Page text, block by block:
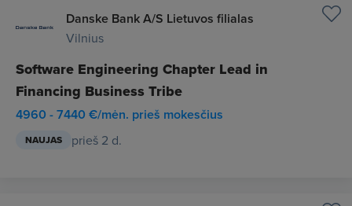
Danske Bank A/S Lietuvos filialas
Vilnius
Software Engineering Chapter Lead in
Financing Business Tribe
4960 - 7440 €/mėn. prieš mokesčius
NAUJAS prieš 2 d.